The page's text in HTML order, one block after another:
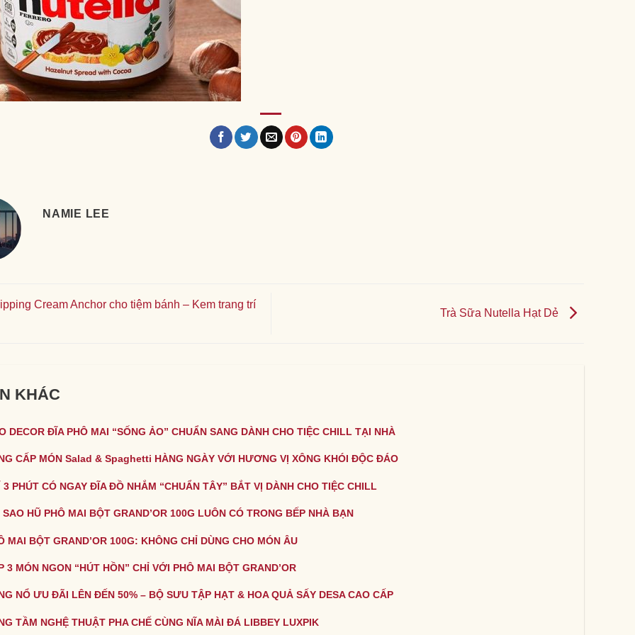
NAMIE LEE
Cream Anchor cho tiệm bánh – Kem trang trí
Trà Sữa Nutella Hạt Dẻ
KHÁC
DECOR ĐĨA PHÔ MAI “SỐNG ẢO” CHUẨN SANG DÀNH CHO TIỆC CHILL TẠI NHÀ
CẤP MÓN Salad & Spaghetti HÀNG NGÀY VỚI HƯƠNG VỊ XÔNG KHÓI ĐỘC ĐÁO
3 PHÚT CÓ NGAY ĐĨA ĐỒ NHẮM “CHUẨN TÂY” BẮT VỊ DÀNH CHO TIỆC CHILL
HŨ PHÔ MAI BỘT GRAND’OR 100G LUÔN CÓ TRONG BẾP NHÀ BẠN
MAI BỘT GRAND’OR 100G: KHÔNG CHỈ DÙNG CHO MÓN ÂU
3 MÓN NGON “HÚT HỒN” CHỈ VỚI PHÔ MAI BỘT GRAND’OR
NỔ ƯU ĐÃI LÊN ĐẾN 50% – BỘ SƯU TẬP HẠT & HOA QUẢ SẤY DESA CAO CẤP
TẦM NGHỆ THUẬT PHA CHẾ CÙNG NĨA MÀI ĐÁ LIBBEY LUXPIK